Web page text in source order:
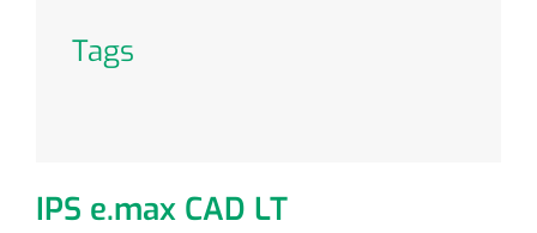
Tags
IPS e.max CAD LT